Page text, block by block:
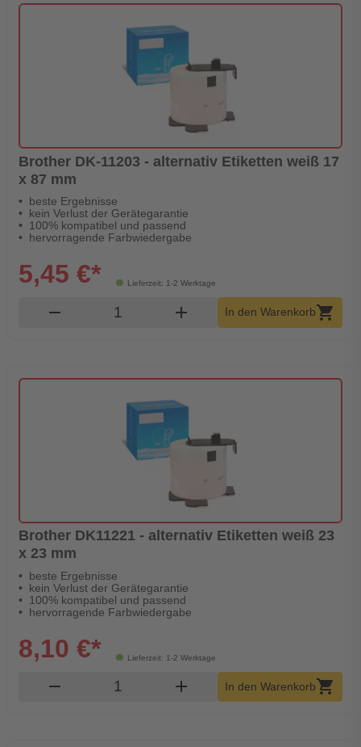
Brother DK-11203 - alternativ Etiketten weiß 17
x 87 mm
beste Ergebnisse
kein Verlust der Gerätegarantie
100% kompatibel und passend
hervorragende Farbwiedergabe
Lieferzeit: 1-2 Werktage
5,45 €*
remove Produkt Warenkorb Menge
add In den Warenkorbshopping_cart
Brother DK11221 - alternativ Etiketten weiß 23
x 23 mm
beste Ergebnisse
kein Verlust der Gerätegarantie
100% kompatibel und passend
hervorragende Farbwiedergabe
Lieferzeit: 1-2 Werktage
8,10 €*
remove Produkt Warenkorb Menge
add In den Warenkorbshopping_cart